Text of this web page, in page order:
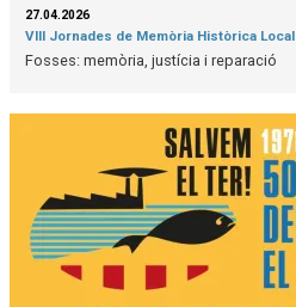
27.04.2026
VIII Jornades de Memòria Històrica Local
Fosses: memòria, justícia i reparació